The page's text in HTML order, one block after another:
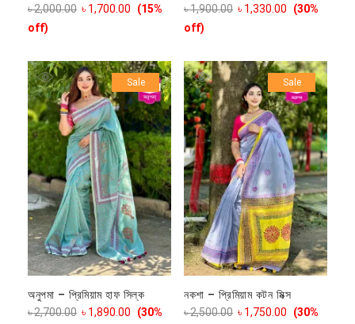
৳2,000.00 ৳ 1,700.00
(15%
off)
৳1,900.00 ৳ 1,330.00
(30%
off)
Sale
অনুপমা – প্রিমিয়াম হাফ সিল্ক
৳2,700.00 ৳ 1,890.00
(30%
Sale
নকশা – প্রিমিয়াম কটন মিক্স
৳2,500.00 ৳ 1,750.00
(30%